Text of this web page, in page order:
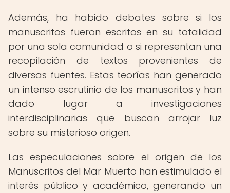
Además, ha habido debates sobre si los
manuscritos fueron escritos en su totalidad
por una sola comunidad o si representan una
recopilación de textos provenientes de
diversas fuentes. Estas teorías han generado
un intenso escrutinio de los manuscritos y han
dado lugar a investigaciones
interdisciplinarias que buscan arrojar luz
sobre su misterioso origen.
Las especulaciones sobre el origen de los
Manuscritos del Mar Muerto han estimulado el
interés público y académico, generando un